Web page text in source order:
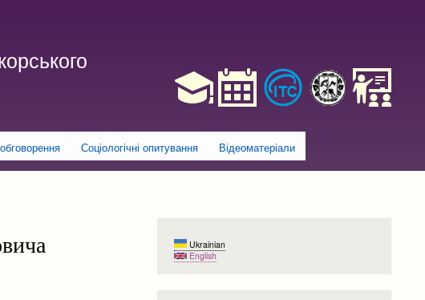
Соціологічні опитування Відеоматеріали
Ukrainian
English